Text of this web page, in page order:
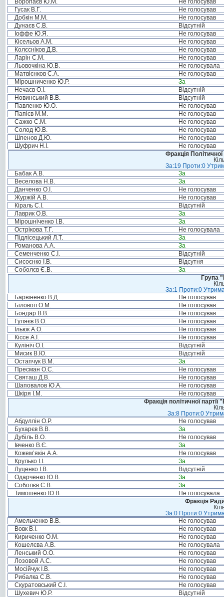
Воропаєв Ю.М.
Не голосував
Гусак В.Г.
Не голосував
Добкін М.М.
Не голосував
Дунаєв С.В.
Відсутній
Іоффе Ю.Я.
Не голосував
Кісельов А.М.
Не голосував
Колєсніков Д.В.
Не голосував
Ларін С.М.
Не голосував
Льовочкіна Ю.В.
Не голосувала
Матвієнков С.А.
Не голосував
Мірошниченко Ю.Р.
За
Нечаєв О.І.
Відсутній
Новинський В.В.
Відсутній
Павленко Ю.О.
Не голосував
Папієв М.М.
Не голосував
Сажко С.М.
Не голосував
Солод Ю.В.
Не голосував
Шпенов Д.Ю.
Не голосував
Шуфрич Н.І.
Не голосував
Фракція
За:19 Проти:0
Бабак А.В.
За
Веселова Н.В.
За
Данченко О.І.
Не голосував
Журжій А.В.
Не голосував
Кіраль С.І.
Відсутній
Лаврик О.В.
За
Мірошніченко І.В.
За
Острікова Т.Г.
Не голосувала
Підлісецький Л.Т.
За
Романова А.А.
За
Семенченко С.І.
Відсутній
Сисоєнко І.В.
Відсутня
Соболєв Є.В.
За
Група
За:1 Проти:0
Барвіненко В.Д.
Не голосував
Біловол О.М.
Не голосував
Бондар В.В.
Не голосував
Гуляєв В.О.
Не голосував
Ільюк А.О.
Не голосував
Кіссе А.І.
Не голосував
Кулініч О.І.
Відсутній
Мисик В.Ю.
Відсутній
Остапчук В.М.
За
Пресман О.С.
Не голосував
Святаш Д.В.
Не голосував
Шаповалов Ю.А.
Не голосував
Шкіря І.М.
Не голосував
Фракція політичної
За:8 Проти:0
Абдуллін О.Р.
Не голосував
Бухарєв В.В.
За
Дубіль В.О.
Не голосував
Івченко В.Є.
За
Кожем’якін А.А.
Не голосував
Крулько І.І.
За
Луценко І.В.
Відсутній
Одарченко Ю.В.
За
Соболєв С.В.
За
Тимошенко Ю.В.
Не голосувала
Фракція
За:0 Проти:0
Амельченко В.В.
Не голосував
Вовк В.І.
Не голосував
Кириченко О.М.
Не голосував
Кошелєва А.В.
Не голосувала
Ленський О.О.
Не голосував
Лозовой А.С.
Не голосував
Мосійчук І.В.
Не голосував
Рибалка С.В.
Не голосував
Скуратовський С.І.
Не голосував
Шухевич Ю.Р.
Відсутній